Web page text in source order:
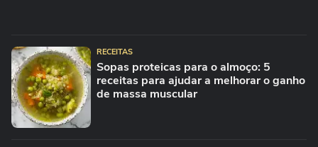
RECEITAS
Sopas proteicas para o almoço: 5
receitas para ajudar a melhorar o ganho
de massa muscular